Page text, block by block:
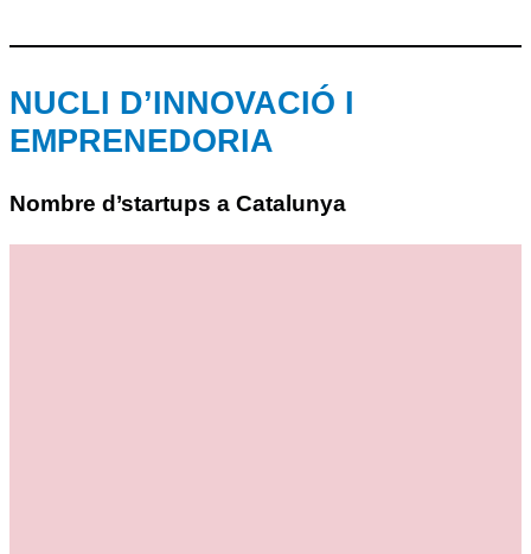
NUCLI D’INNOVACIÓ I
EMPRENEDORIA
Nombre d’startups a Catalunya